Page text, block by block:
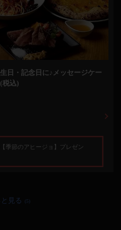
日・記念日に♪メッセージケー
税込)
季節のアヒージョ】プレゼン
と見る (5)